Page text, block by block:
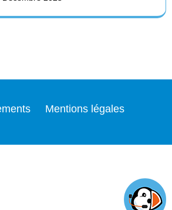
Mentions légales